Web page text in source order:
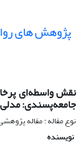
پژوهش های
نقش واسطه‌ای
جامعه‌پسندی:
نوع مقاله : مقاله
نویسنده